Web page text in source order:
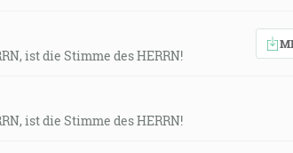
ist die Stimme des HERRN!
ist die Stimme des HERRN!